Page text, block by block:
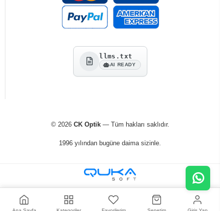
llms.txt
AI READY
© 2026 CK Optik— Tüm hakları saklıdır.
1996 yılından bugüne daima sizinle.